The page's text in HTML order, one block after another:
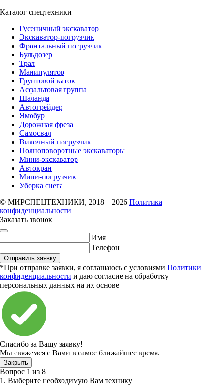
Каталог спецтехники
Гусеничный экскаватор
Экскаватор-погрузчик
Фронтальный погрузчик
Бульдозер
Трал
Манипулятор
Грунтовой каток
Асфальтовая группа
Шаланда
Автогрейдер
Ямобур
Дорожная фреза
Самосвал
Вилочный погрузчик
Полноповоротные экскаваторы
Мини-экскаватор
Автокран
Мини-погрузчик
Уборка снега
© МИРСПЕЦТЕХНИКИ, 2018 – 2026 Политика
конфиденциальности
Заказать звонок
Имя
Телефон
Отправить заявку
*При отправке заявки, я соглашаюсь с условиями Политики
конфиденциальности и даю согласие на обработку
персональных данных на их основе
Спасибо за Вашу заявку!
Мы свяжемся с Вами в самое ближайшее время.
Закрыть
Вопрос 1 из 8
1. Выберите необходимую Вам технику